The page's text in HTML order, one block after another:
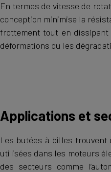
En termes de vitesse de
conception minimise la
frottement tout en
déformations ou les
Applications et
Les butées à billes
utilisées dans les moteurs
des secteurs comme